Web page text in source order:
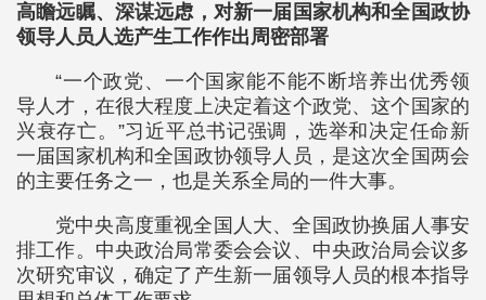
高瞻远瞩、深谋远虑，对新一届国家机构和全国政协
领导人员人选产生工作作出周密部署
“一个政党、一个国家能不能不断培养出优秀领
导人才，在很大程度上决定着这个政党、这个国家的
兴衰存亡。”习近平总书记强调，选举和决定任命新
一届国家机构和全国政协领导人员，是这次全国两会
的主要任务之一，也是关系全局的一件大事。
党中央高度重视全国人大、全国政协换届人事安
排工作。中央政治局常委会会议、中央政治局会议多
次研究审议，确定了产生新一届领导人员的根本指导